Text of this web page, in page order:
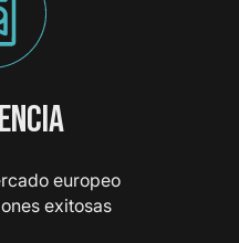
europeo
exitosas